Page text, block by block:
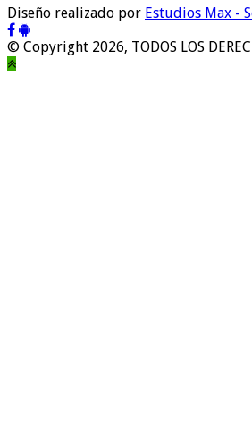
Diseño realizado por Estudios Max -
© Copyright 2026, TODOS LOS